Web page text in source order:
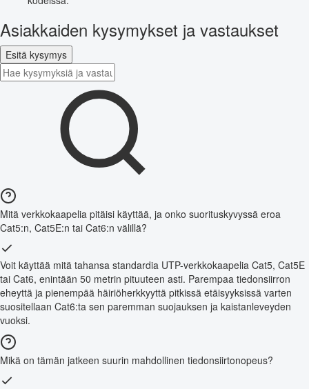
Asiakkaiden kysymykset ja vastaukset
Esitä kysymys
Mitä verkkokaapelia pitäisi käyttää, ja onko suorituskyvyssä eroa
Cat5:n, Cat5E:n tai Cat6:n välillä?
Voit käyttää mitä tahansa standardia UTP-verkkokaapelia Cat5, Cat5E
tai Cat6, enintään 50 metrin pituuteen asti. Parempaa tiedonsiirron
eheyttä ja pienempää häiriöherkkyyttä pitkissä etäisyyksissä varten
suositellaan Cat6:ta sen paremman suojauksen ja kaistanleveyden
vuoksi.
Mikä on tämän jatkeen suurin mahdollinen tiedonsiirtonopeus?